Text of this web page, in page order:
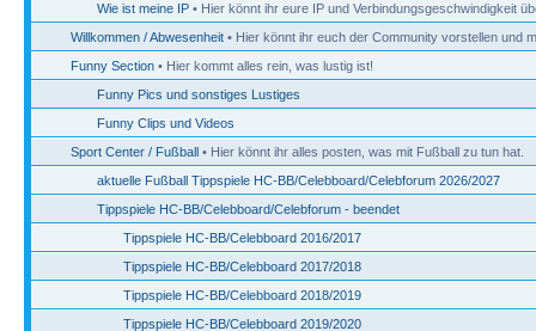
Wie ist meine IP • Hier könnt ihr eure IP und Verbindungsgeschwindigkeit
Willkommen / Abwesenheit • Hier könnt ihr euch der Community vorstellen und
Funny Section • Hier kommt alles rein, was lustig ist!
Funny Pics und sonstiges Lustiges
Funny Clips und Videos
Sport Center / Fußball • Hier könnt ihr alles posten, was mit Fußball zu tun hat.
aktuelle Fußball Tippspiele HC-BB/Celebboard/Celebforum 2026/2027
Tippspiele HC-BB/Celebboard/Celebforum - beendet
Tippspiele HC-BB/Celebboard 2016/2017
Tippspiele HC-BB/Celebboard 2017/2018
Tippspiele HC-BB/Celebboard 2018/2019
Tippspiele HC-BB/Celebboard 2019/2020